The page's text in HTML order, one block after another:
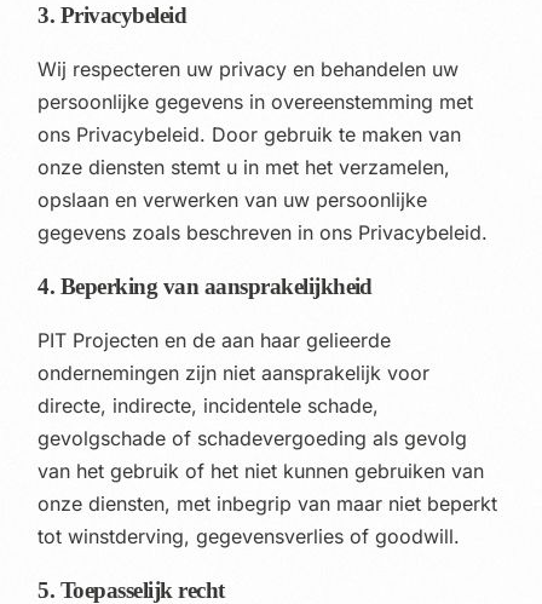
3. Privacybeleid
Wij respecteren uw privacy en behandelen uw
persoonlijke gegevens in overeenstemming met
ons Privacybeleid. Door gebruik te maken van
onze diensten stemt u in met het verzamelen,
opslaan en verwerken van uw persoonlijke
gegevens zoals beschreven in ons Privacybeleid.
4. Beperking van aansprakelijkheid
PIT Projecten en de aan haar gelieerde
ondernemingen zijn niet aansprakelijk voor
directe, indirecte, incidentele schade,
gevolgschade of schadevergoeding als gevolg
van het gebruik of het niet kunnen gebruiken van
onze diensten, met inbegrip van maar niet beperkt
tot winstderving, gegevensverlies of goodwill.
5. Toepasselijk recht